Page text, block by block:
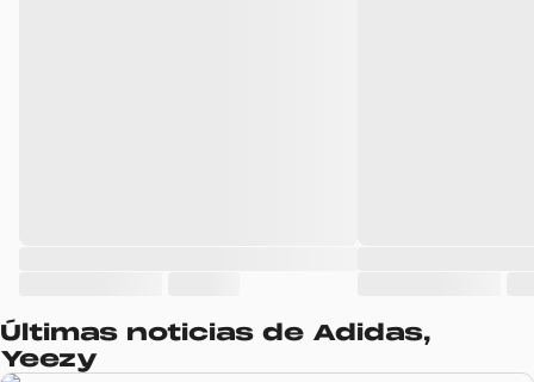
Últimas noticias de Adidas,
Yeezy